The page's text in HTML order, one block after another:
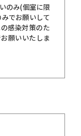
のみ(個室に限
でお願いして
感染対策のた
願いいたしま